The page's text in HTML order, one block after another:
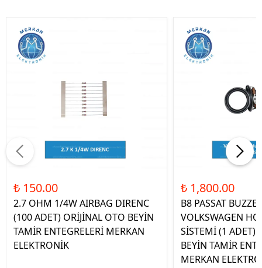
₺ 150.00
2.7 OHM 1/4W AIRBAG DIRENC
(100 ADET) ORİJİNAL OTO BEYİN
TAMİR ENTEGRELERİ MERKAN
ELEKTRONİK
₺ 1,800.00
B8 PASSAT
VOLKSWAGEN
SİSTEMİ (1 ADET)
BEYİN TAMİR
MERKAN